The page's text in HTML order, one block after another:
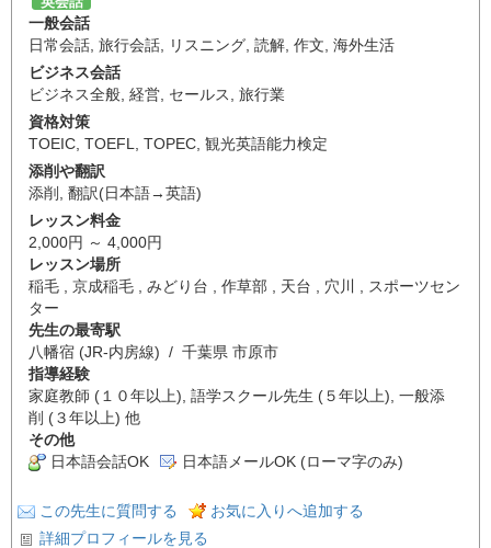
一般会話
日常会話 旅行会話 リスニング 読解 作文 海外生活
ビジネス会話
ビジネス全般 経営 セールス
旅行業
資格対策
TOEIC TOEFL TOPEC 観光英語能力検定
添削や翻訳
添削
翻訳(日本語→英語)
レッスン料金
2,000円 ～ 4,000円
レッスン場所
稲毛 , 京成稲毛 , みどり台 , 作草部 , 天台 , 穴川 , スポーツセン
ター
先生の最寄駅
八幡宿 (JR-内房線) / 千葉県 市原市
指導経験
家庭教師 (１０年以上), 語学スクール先生 (５年以上), 一般添
削 (３年以上) 他
その他
日本語会話OK
日本語メールOK (ローマ字のみ)
この先生に質問する
お気に入りへ追加する
詳細プロフィールを見る